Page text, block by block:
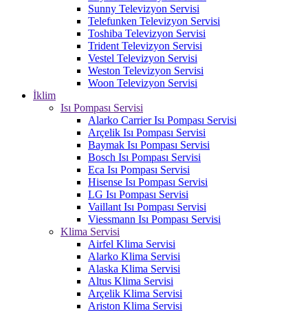
Sunny Televizyon Servisi
Telefunken Televizyon Servisi
Toshiba Televizyon Servisi
Trident Televizyon Servisi
Vestel Televizyon Servisi
Weston Televizyon Servisi
Woon Televizyon Servisi
İklim
Isı Pompası Servisi
Alarko Carrier Isı Pompası Servisi
Arçelik Isı Pompası Servisi
Baymak Isı Pompası Servisi
Bosch Isı Pompası Servisi
Eca Isı Pompası Servisi
Hisense Isı Pompası Servisi
LG Isı Pompası Servisi
Vaillant Isı Pompası Servisi
Viessmann Isı Pompası Servisi
Klima Servisi
Airfel Klima Servisi
Alarko Klima Servisi
Alaska Klima Servisi
Altus Klima Servisi
Arçelik Klima Servisi
Ariston Klima Servisi